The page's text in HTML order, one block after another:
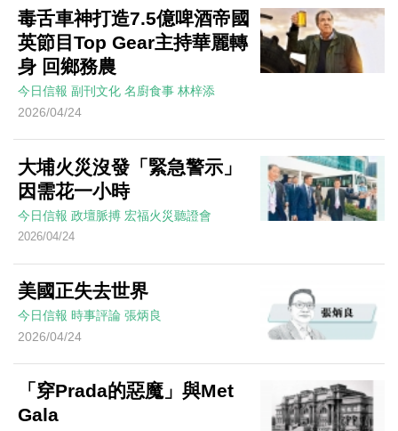
毒舌車神打造7.5億啤酒帝國
英節目Top Gear主持華麗轉
身 回鄉務農
今日信報 副刊文化 名廚食事 林梓添
2026/04/24
大埔火災沒發「緊急警示」
因需花一小時
今日信報 政壇脈搏 宏福火災聽證會
2026/04/24
美國正失去世界
今日信報 時事評論 張炳良
2026/04/24
「穿Prada的惡魔」與Met
Gala